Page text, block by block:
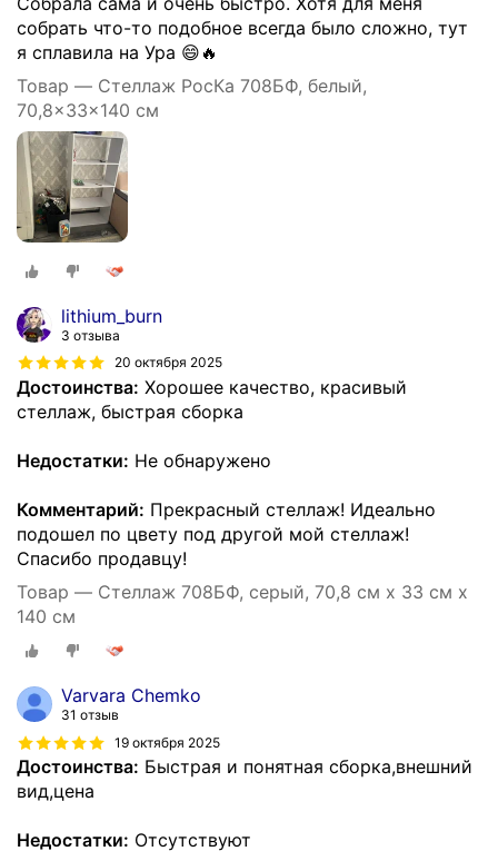
собрать что-то подобное всегда было сложно, тут
я сплавила на Ура 😄🔥
Товар — Стеллаж РосКа 708БФ, белый,
70,8x33x140 см
lithium_burn
3 отзыва
20 октября 2025
Достоинства: Хорошее качество, красивый
стеллаж, быстрая сборка
Недостатки: Не обнаружено
Комментарий: Прекрасный стеллаж! Идеально
подошел по цвету под другой мой стеллаж!
Спасибо продавцу!
Товар — Стеллаж 708БФ, серый, 70,8 см х 33 см х
140 см
Varvara Chemko
31 отзыв
19 октября 2025
Достоинства: Быстрая и понятная сборка,внешний
вид,цена
Недостатки: Отсутствуют